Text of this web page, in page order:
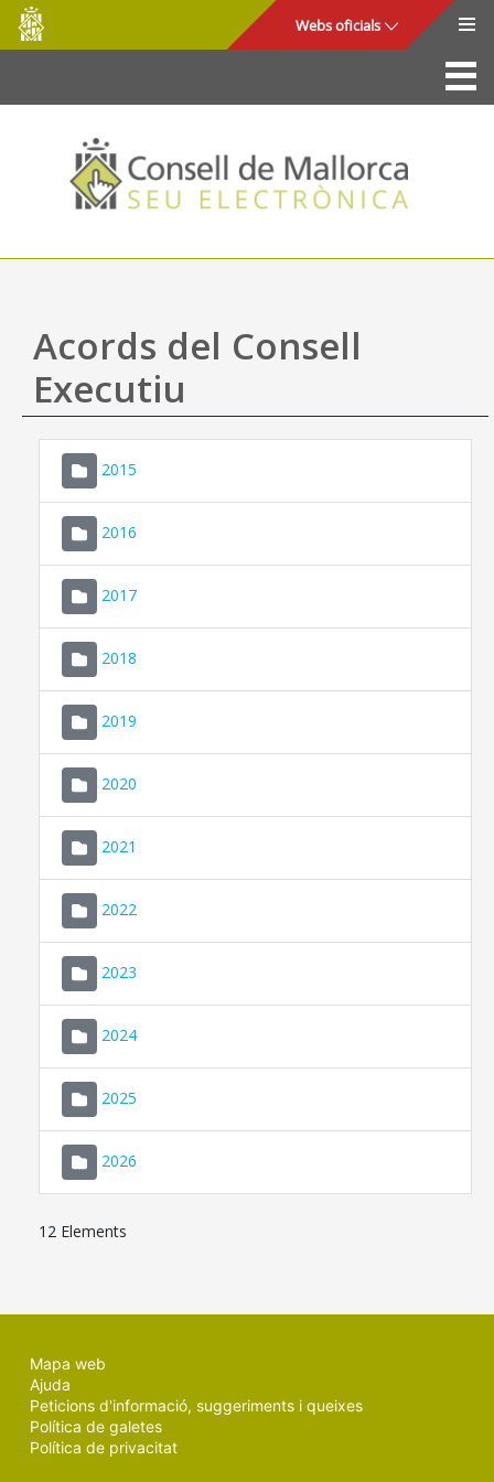
Salta al contingut principal
Consell
de
Mallorca
Webs oficials
La Seu
Consell de Mallorca
Accés i seguretat
Utilitats
Ajuda
Acords del Consell
Executiu
2015
2016
2017
2018
2019
2020
2021
2022
2023
2024
2025
2026
12 Elements
Mapa web
Ajuda
Peticions d'informació, suggeriments i queixes
Política de galetes
Política de privacitat